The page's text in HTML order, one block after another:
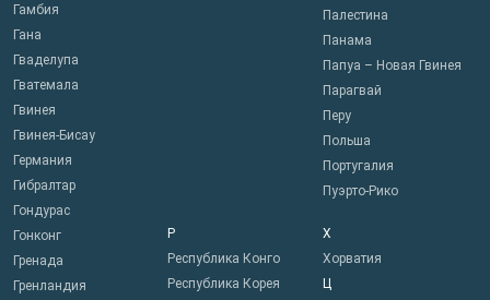
Гамбия
Гана
Гваделупа
Гватемала
Гвинея
Гвинея-Бисау
Германия
Гибралтар
Гондурас
Гонконг
Гренада
Гренландия
Палестина
Панама
Папуа – Новая Гвинея
Парагвай
Перу
Польша
Португалия
Пуэрто-Рико
Р
Республика Конго
Республика Корея
Х
Хорватия
Ц